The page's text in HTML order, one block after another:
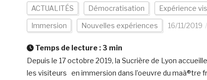
ACTUALITÉS Démocratisation Expérience
Immersion Nouvelles expériences 16/11/2019
Temps de lecture : 3 min
Depuis le 17 octobre 2019, la Sucrière de Lyon
les visiteurs en immersion dans l’oeuvre du maà®tre